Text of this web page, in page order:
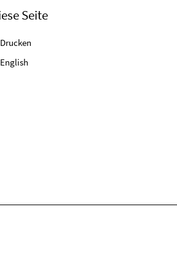
Seite
Drucken
English